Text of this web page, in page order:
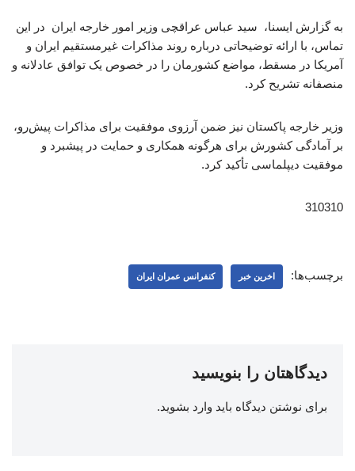
به گزارش ایسنا، سید عباس عراقچی وزیر امور خارجه ایران در این
تماس، با ارائه توضیحاتی درباره روند مذاکرات غیرمستقیم ایران و
آمریکا در مسقط، مواضع کشورمان را در خصوص یک توافق عادلانه و
منصفانه تشریح کرد.
وزیر خارجه پاکستان نیز ضمن آرزوی موفقیت برای مذاکرات پیش‌رو،
بر آمادگی کشورش برای هرگونه همکاری و حمایت در پیشبرد و
موفقیت دیپلماسی تأکید کرد.
310310
برچسب‌ها: اخرین خبر کنفرانس عمران ایران
دیدگاهتان را بنویسید
برای نوشتن دیدگاه باید وارد بشوید.